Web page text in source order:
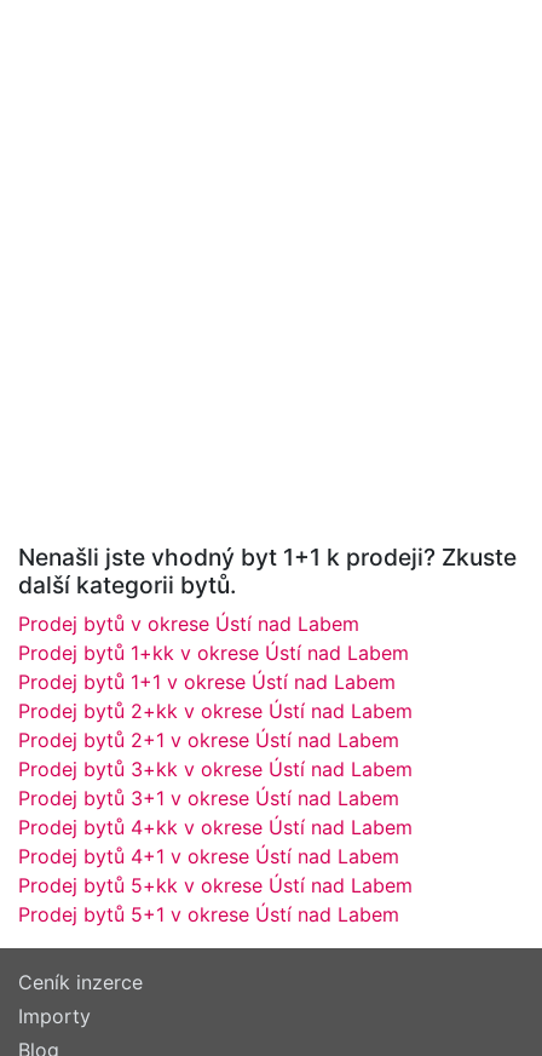
Nenašli jste vhodný byt 1+1 k prodeji? Zkuste
další kategorii bytů.
Prodej bytů v okrese Ústí nad Labem
Prodej bytů 1+kk v okrese Ústí nad Labem
Prodej bytů 1+1 v okrese Ústí nad Labem
Prodej bytů 2+kk v okrese Ústí nad Labem
Prodej bytů 2+1 v okrese Ústí nad Labem
Prodej bytů 3+kk v okrese Ústí nad Labem
Prodej bytů 3+1 v okrese Ústí nad Labem
Prodej bytů 4+kk v okrese Ústí nad Labem
Prodej bytů 4+1 v okrese Ústí nad Labem
Prodej bytů 5+kk v okrese Ústí nad Labem
Prodej bytů 5+1 v okrese Ústí nad Labem
Ceník inzerce
Importy
Blog